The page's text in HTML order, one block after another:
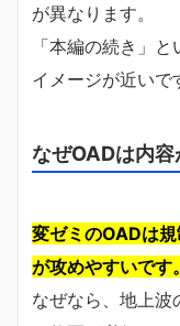
が異なります。
「本編の続き」と
イメージが近いで
なぜOADは内
変ゼミのOADは
が攻めやすいです。
なぜなら、地上波